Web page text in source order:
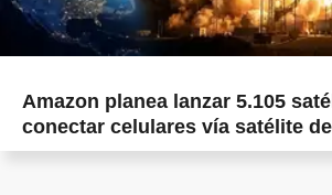
Amazon planea lanzar 5.105
conectar celulares vía satélite